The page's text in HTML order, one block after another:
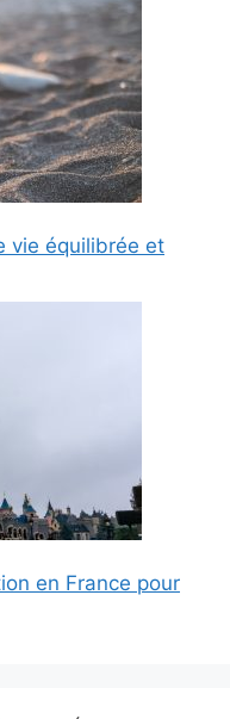
vie équilibrée et
en France pour